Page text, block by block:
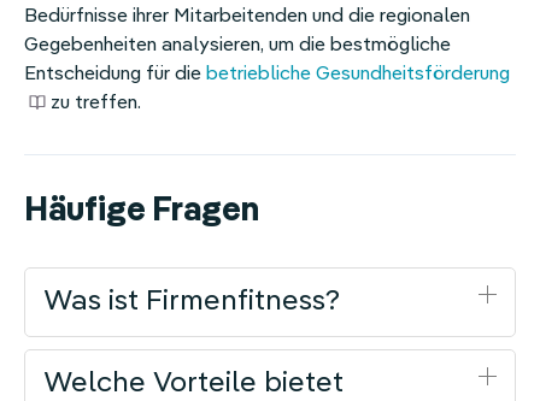
Bedürfnisse ihrer Mitarbeitenden und die regionalen
Gegebenheiten analysieren, um die bestmögliche
Entscheidung für die betriebliche Gesundheitsförderung
zu treffen.
Häufige Fragen
Was ist Firmenfitness?
Welche Vorteile bietet